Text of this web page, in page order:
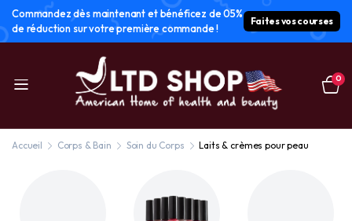
Commandez dès maintenant et bénéficez de 05%
de réduction sur votre première commande !
Faites vos courses
0
Accueil Corps & Bain Soin du Corps Laits & crèmes pour peau